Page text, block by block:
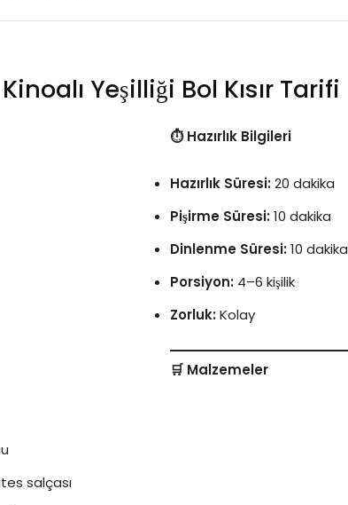
Yeşilliği Bol Kısır Tarifi
⏱️ Hazırlık Bilgileri
Hazırlık Süresi:20 dakika
Pişirme Süresi:10 dakika
Dinlenme Süresi:10 dakika
Porsiyon: 4–6 kişilik
Zorluk:Kolay
🛒 Malzemeler
salçası